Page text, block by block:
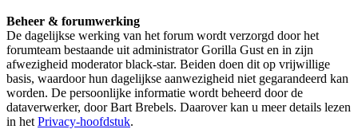
Beheer & forumwerking
De dagelijkse werking van het forum wordt verzorgd door het
forumteam bestaande uit administrator Gorilla Gust en in zijn
afwezigheid moderator black-star. Beiden doen dit op vrijwillige
basis, waardoor hun dagelijkse aanwezigheid niet gegarandeerd kan
worden. De persoonlijke informatie wordt beheerd door de
dataverwerker, door Bart Brebels. Daarover kan u meer details lezen
in het Privacy-hoofdstuk.